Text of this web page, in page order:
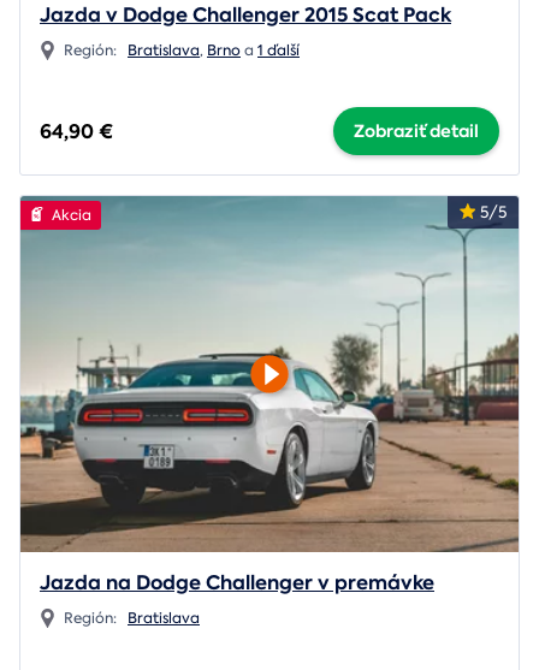
Jazda v Dodge Challenger 2015 Scat Pack
Región: Bratislava, Brnoa 1 ďalší
64,90 € Zobraziť detail
5/5
Akcia
Jazda na Dodge Challenger v premávke
Región: Bratislava